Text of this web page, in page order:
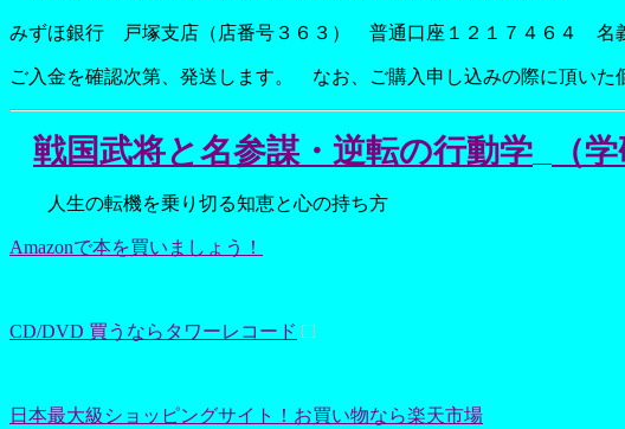
みずほ銀行 戸塚支店（店番号３６３） 普通口座１２１７４６４ 名
ご入金を確認次第、発送します。 なお、ご購入申し込みの際に頂いた
戦国武将と名参謀・逆転の行動学 （
人生の転機を乗り切る知恵と心の持ち方
Amazonで本を買いましょう！
CD/DVD 買うならタワーレコード
日本最大級ショッピングサイト！お買い物なら楽天市場